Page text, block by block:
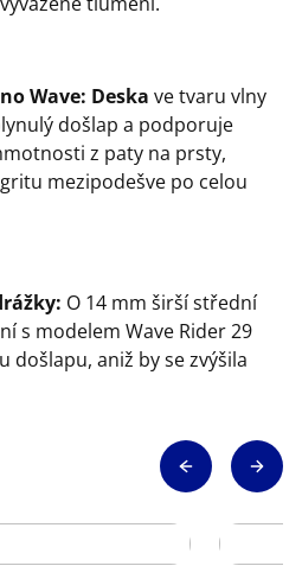
Wave: Deska ve tvaru vlny
došlap a podporuje
z paty na prsty,
mezipodešve po celou
O 14 mm širší střední
s modelem Wave Rider 29
došlapu, aniž by se zvýšila